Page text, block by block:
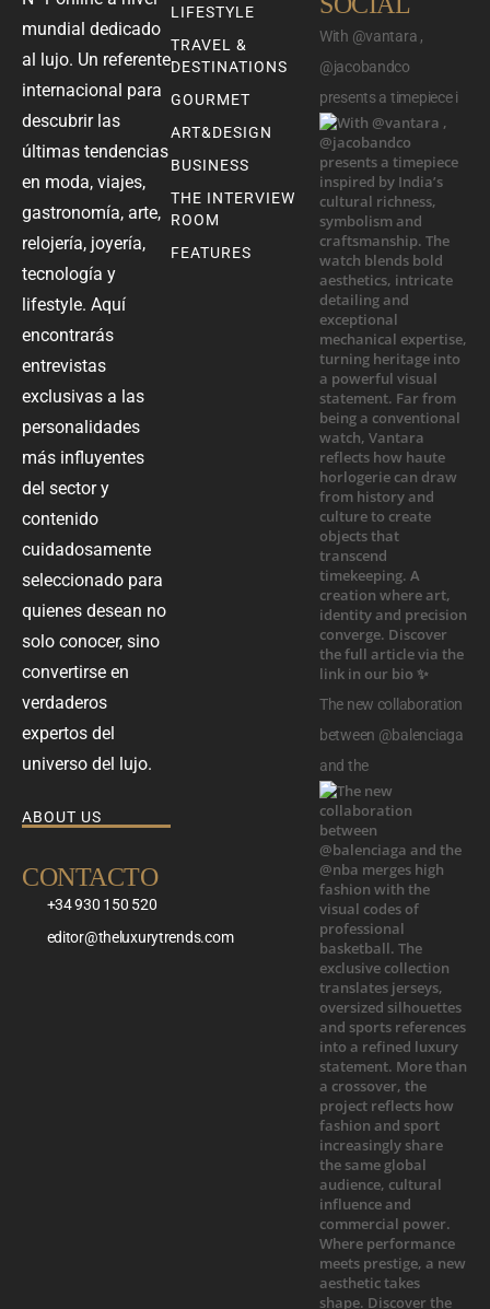
mundial dedicado
al lujo. Un referente
internacional para
descubrir las
últimas tendencias
en moda, viajes,
gastronomía, arte,
relojería, joyería,
tecnología y
lifestyle. Aquí
encontrarás
entrevistas
exclusivas a las
personalidades
más influyentes
del sector y
contenido
cuidadosamente
seleccionado para
quienes desean no
solo conocer, sino
convertirse en
verdaderos
expertos del
universo del lujo.
ABOUT US
CONTACTO
+34 930 150 520
editor@theluxurytrends.com
LIFESTYLE
TRAVEL &
DESTINATIONS
GOURMET
ART&DESIGN
BUSINESS
THE INTERVIEW
ROOM
FEATURES
With @vantara ,
@jacobandco
presents a timepiece i
The new collaboration
between @balenciaga
and the